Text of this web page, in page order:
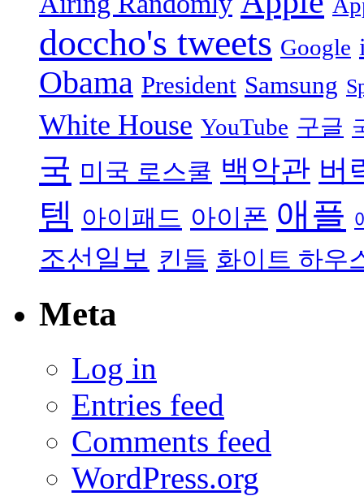
doccho's tweets Google
Obama President Samsung
White House YouTube 구글
국 미국 로스쿨 백악관 버
템 아이패드 아이폰 애플
조선일보 킨들 화이트 하우
Meta
Log in
Entries feed
Comments feed
WordPress.org